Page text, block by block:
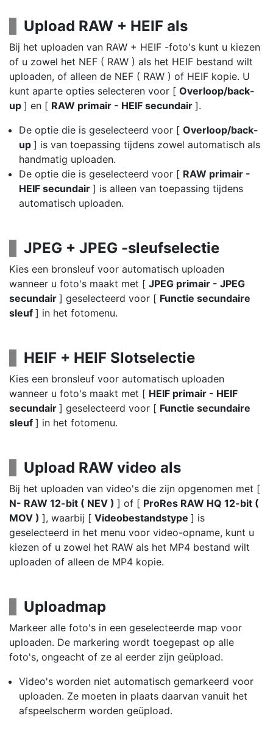
Upload RAW + HEIF als
Bij het uploaden van RAW + HEIF -foto's kunt u kiezen
of u zowel het NEF ( RAW ) als het HEIF bestand wilt
uploaden, of alleen de NEF ( RAW ) of HEIF kopie. U
kunt aparte opties selecteren voor [ Overloop/back-
up ] en [ RAW primair - HEIF secundair ].
De optie die is geselecteerd voor [ Overloop/back-
up ] is van toepassing tijdens zowel automatisch als
handmatig uploaden.
De optie die is geselecteerd voor [ RAW primair -
HEIF secundair ] is alleen van toepassing tijdens
automatisch uploaden.
JPEG + JPEG -sleufselectie
Kies een bronsleuf voor automatisch uploaden
wanneer u foto's maakt met [ JPEG primair - JPEG
secundair ] geselecteerd voor [ Functie secundaire
sleuf ] in het fotomenu.
HEIF + HEIF Slotselectie
Kies een bronsleuf voor automatisch uploaden
wanneer u foto's maakt met [ HEIF primair - HEIF
secundair ] geselecteerd voor [ Functie secundaire
sleuf ] in het fotomenu.
Upload RAW video als
Bij het uploaden van video's die zijn opgenomen met [
N- RAW 12-bit ( NEV ) ] of [ ProRes RAW HQ 12-bit (
MOV ) ], waarbij [ Videobestandstype ] is
geselecteerd in het menu voor video-opname, kunt u
kiezen of u zowel het RAW als het MP4 bestand wilt
uploaden of alleen de MP4 kopie.
Uploadmap
Markeer alle foto's in een geselecteerde map voor
uploaden. De markering wordt toegepast op alle
foto's, ongeacht of ze al eerder zijn geüpload.
Video's worden niet automatisch gemarkeerd voor
uploaden. Ze moeten in plaats daarvan vanuit het
afspeelscherm worden geüpload.